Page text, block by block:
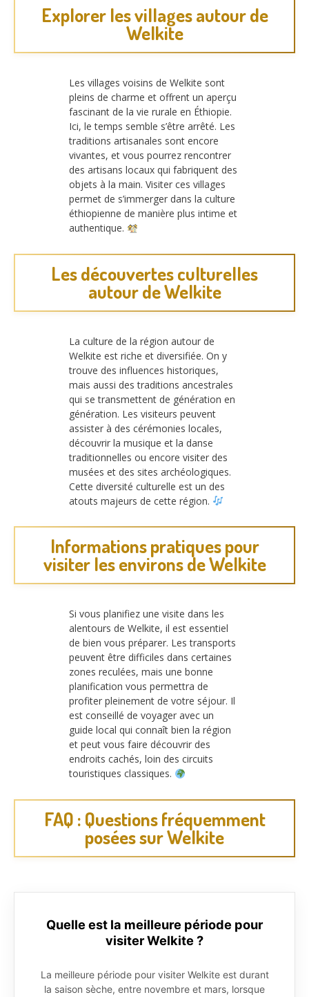
Explorer les villages autour de
Welkite
Les villages voisins de Welkite sont
pleins de charme et offrent un aperçu
fascinant de la vie rurale en Éthiopie.
Ici, le temps semble s’être arrêté. Les
traditions artisanales sont encore
vivantes, et vous pourrez rencontrer
des artisans locaux qui fabriquent des
objets à la main. Visiter ces villages
permet de s’immerger dans la culture
éthiopienne de manière plus intime et
authentique.
Les découvertes culturelles
autour de Welkite
La culture de la région autour de
Welkite est riche et diversifiée. On y
trouve des influences historiques,
mais aussi des traditions ancestrales
qui se transmettent de génération en
génération. Les visiteurs peuvent
assister à des cérémonies locales,
découvrir la musique et la danse
traditionnelles ou encore visiter des
musées et des sites archéologiques.
Cette diversité culturelle est un des
atouts majeurs de cette région.
Informations pratiques pour
visiter les environs de Welkite
Si vous planifiez une visite dans les
alentours de Welkite, il est essentiel
de bien vous préparer. Les transports
peuvent être difficiles dans certaines
zones reculées, mais une bonne
planification vous permettra de
profiter pleinement de votre séjour. Il
est conseillé de voyager avec un
guide local qui connaît bien la région
et peut vous faire découvrir des
endroits cachés, loin des circuits
touristiques classiques.
FAQ : Questions fréquemment
posées sur Welkite
Quelle est la meilleure période pour
visiter Welkite ?
La meilleure période pour visiter Welkite est durant
la saison sèche, entre novembre et mars, lorsque